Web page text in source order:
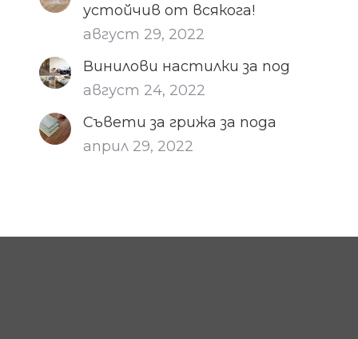
устойчив от всякога!
август 29, 2022
Винилови настилки за под
август 24, 2022
Съвети за грижа за пода
април 29, 2022